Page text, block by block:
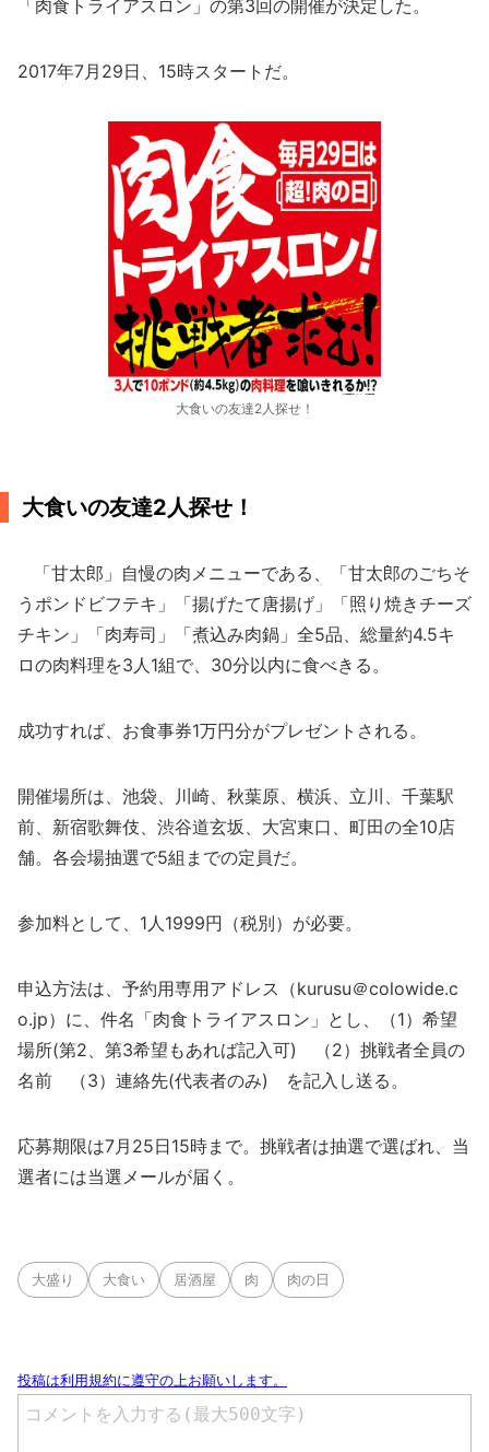
「肉食トライアスロン」の第3回の開催が決定した。
2017年7月29日、15時スタートだ。
大食いの友達2人探せ！
大食いの友達2人探せ！
「甘太郎」自慢の肉メニューである、「甘太郎のごちそ
うポンドビフテキ」「揚げたて唐揚げ」「照り焼きチーズ
チキン」「肉寿司」「煮込み肉鍋」全5品、総量約4.5キ
ロの肉料理を3人1組で、30分以内に食べきる。
成功すれば、お食事券1万円分がプレゼントされる。
開催場所は、池袋、川崎、秋葉原、横浜、立川、千葉駅
前、新宿歌舞伎、渋谷道玄坂、大宮東口、町田の全10店
舗。各会場抽選で5組までの定員だ。
参加料として、1人1999円（税別）が必要。
申込方法は、予約用専用アドレス（kurusu＠colowide.c
o.jp）に、件名「肉食トライアスロン」とし、（1）希望
場所(第2、第3希望もあれば記入可) （2）挑戦者全員の
名前 （3）連絡先(代表者のみ) を記入し送る。
応募期限は7月25日15時まで。挑戦者は抽選で選ばれ、当
選者には当選メールが届く。
大盛り 大食い 居酒屋 肉 肉の日